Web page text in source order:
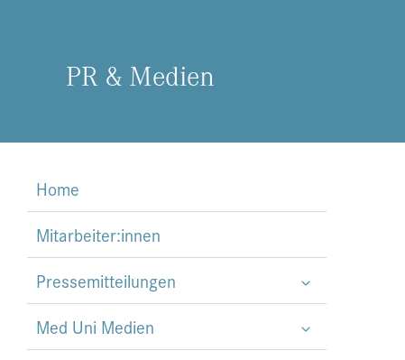
PR & Me­di­en
Home
Mitarbeiter:innen
Pressemitteilungen
Med Uni Medien